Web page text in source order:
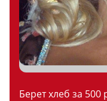
Берет хлеб за 500